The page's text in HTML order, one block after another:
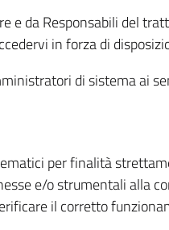
e da Responsabili del
in forza di
di sistema ai
per finalità
e/o strumentali alla
il corretto